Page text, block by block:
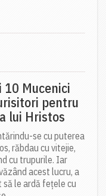
10 Mucenici
pentru
lui Hristos
se cu puterea
răbdau cu vitejie,
cu trupurile. Iar
acest lucru, a
să le ardă fețele cu